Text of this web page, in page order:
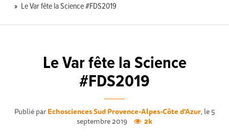
Le Var fête la Science #FDS2019
Le Var fête la Science
#FDS2019
Publié parEchosciences Sud Provence-Alpes-Côte d'Azur, le 5
septembre 2019
2k